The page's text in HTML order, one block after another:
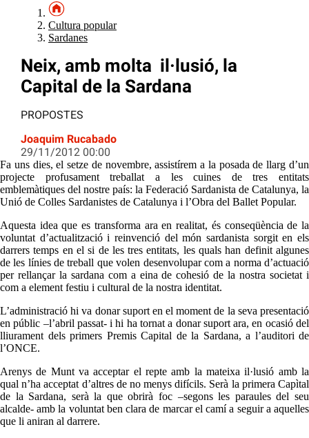
Cultura popular
Sardanes
Neix, amb molta il·lusió, la
Capital de la Sardana
PROPOSTES
Joaquim Rucabado
29/11/2012 00:00
Fa uns dies, el setze de novembre, assistírem a la posada de llarg d’un
projecte profusament treballat a les cuines de tres entitats
emblemàtiques del nostre país: la Federació Sardanista de Catalunya, la
Unió de Colles Sardanistes de Catalunya i l’Obra del Ballet Popular.
Aquesta idea que es transforma ara en realitat, és conseqüència de la
voluntat d’actualització i reinvenció del món sardanista sorgit en els
darrers temps en el si de les tres entitats, les quals han definit algunes
de les línies de treball que volen desenvolupar com a norma d’actuació
per rellançar la sardana com a eina de cohesió de la nostra societat i
com a element festiu i cultural de la nostra identitat.
L’administració hi va donar suport en el moment de la seva presentació
en públic –l’abril passat- i hi ha tornat a donar suport ara, en ocasió del
lliurament dels primers Premis Capital de la Sardana, a l’auditori de
l’ONCE.
Arenys de Munt va acceptar el repte amb la mateixa il·lusió amb la
qual n’ha acceptat d’altres de no menys difícils. Serà la primera Capìtal
de la Sardana, serà la que obrirà foc –segons les paraules del seu
alcalde- amb la voluntat ben clara de marcar el camí a seguir a aquelles
que li aniran al darrere.